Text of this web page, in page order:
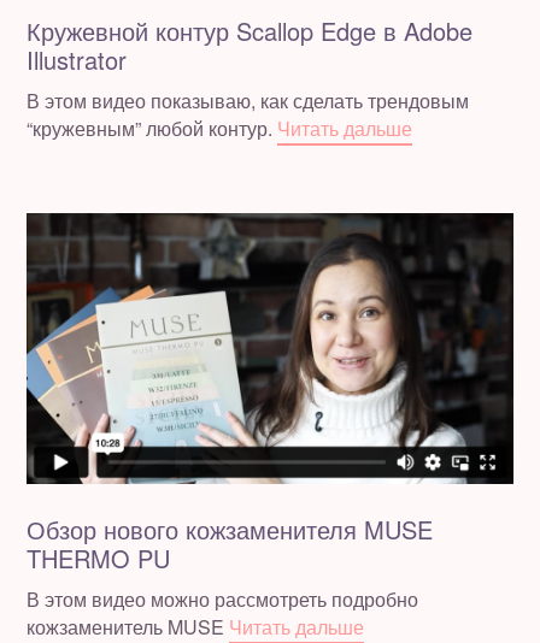
Кружевной контур Scallop Edge в Adobe
Illustrator
В этом видео показываю, как сделать трендовым
“кружевным” любой контур. Читать дальше
Обзор нового кожзаменителя MUSE
THERMO PU
В этом видео можно рассмотреть подробно
кожзаменитель MUSE Читать дальше